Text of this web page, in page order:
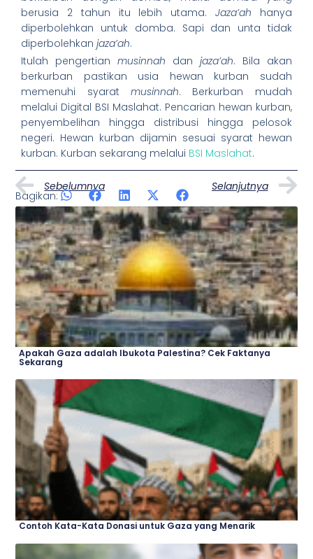
berusia 2 tahun itu lebih utama. Jaza’ah hanya
diperbolehkan untuk domba. Sapi dan unta tidak
diperbolehkanjaza’ah.
Itulah pengertianmusinnah dan jaza’ah. Bila akan
berkurban pastikan usia hewan kurban sudah
memenuhi syarat musinnah. Berkurban mudah
melalui Digital BSI Maslahat. Pencarian hewan kurban,
penyembelihan hingga distribusi hingga pelosok
negeri. Hewan kurban dijamin sesuai syarat hewan
kurban. Kurban sekarang melalui BSI Maslahat.
Prev
Sebelumnya Selanjutnya
Bagikan:
Artikel Lainnya
Apakah Gaza adalah Ibukota Palestina? Cek Faktanya
Sekarang
Contoh Kata-Kata Donasi untuk Gaza yang Menarik
Page Page Page